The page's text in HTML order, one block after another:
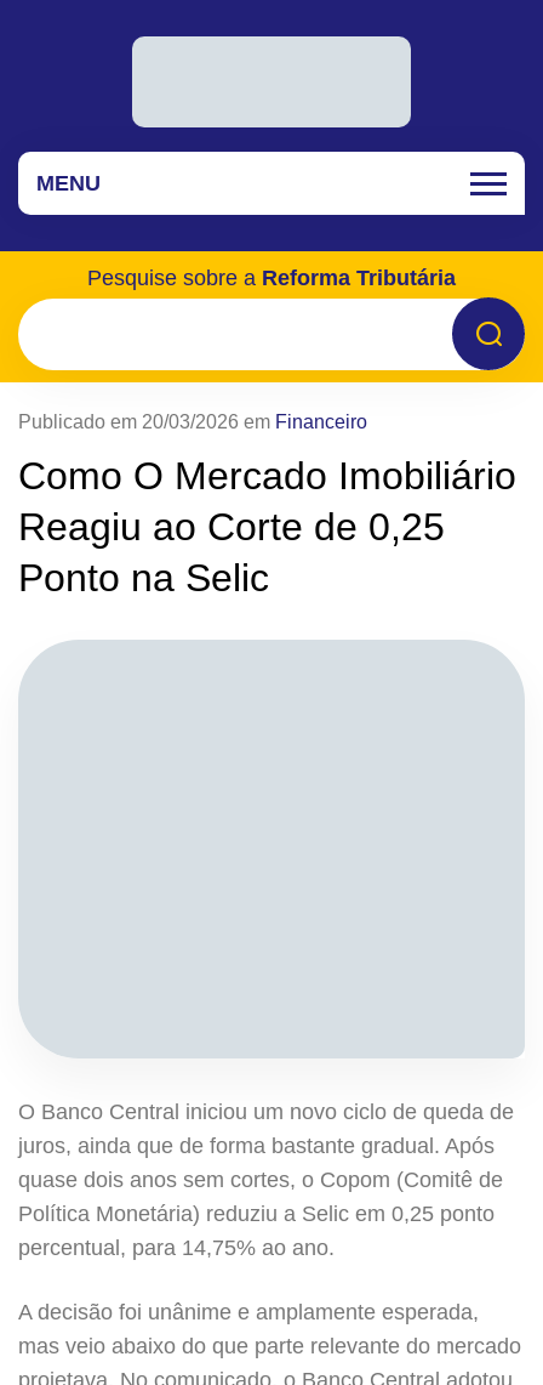
MENU
Pesquise sobre a Reforma Tributária
Publicado em 20/03/2026 em Financeiro
Como O Mercado Imobiliário
Reagiu ao Corte de 0,25
Ponto na Selic
O Banco Central iniciou um novo ciclo de queda de
juros, ainda que de forma bastante gradual. Após
quase dois anos sem cortes, o Copom (Comitê de
Política Monetária) reduziu a Selic em 0,25 ponto
percentual, para 14,75% ao ano.
A decisão foi unânime e amplamente esperada,
mas veio abaixo do que parte relevante do mercado
projetava. No comunicado, o Banco Central adotou